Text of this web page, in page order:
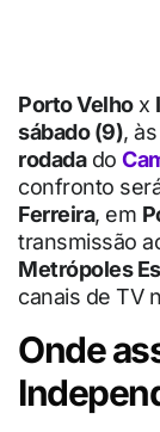
Porto Velhox
sábado (9), às
rodadado
confronto
Ferreira, em
transmissão
Metrópoles
canais de TV
Onde